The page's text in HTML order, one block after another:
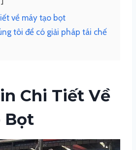
về máy tạo bọt
tôi để có giải pháp tái chế
Chi Tiết Về
Bọt